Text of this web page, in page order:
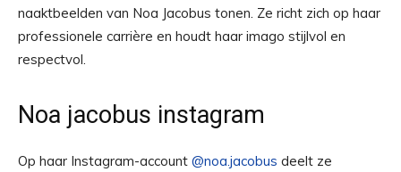
naaktbeelden van Noa Jacobus tonen. Ze richt zich op haar
professionele carrière en houdt haar imago stijlvol en
respectvol.
Noa jacobus instagram
Op haar Instagram-account @noa.jacobus deelt ze